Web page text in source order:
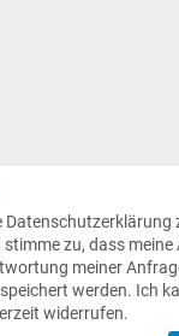
Datenschutzerklärung
zu, dass meine
meiner
werden. Ich
widerrufen.